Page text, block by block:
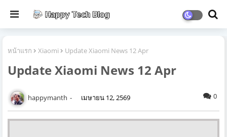
หน้าแรก Xiaomi Update Xiaomi News 12 Apr
Update Xiaomi News 12 Apr
happymanth เมษายน 12, 2569 0